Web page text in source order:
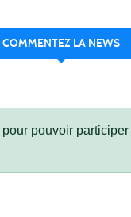
COMMENTEZ LA NEWS
pour pouvoir